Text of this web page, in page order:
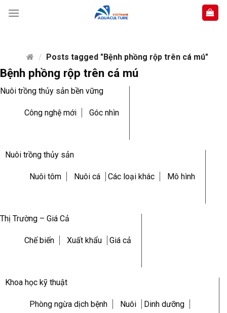
/ Posts tagged "Bệnh phồng rộp trên cá mú"
Bệnh phồng rộp trên cá mú
Nuôi trồng thủy sản bền vững
Công nghệ mới Góc nhìn
Nuôi trồng thủy sản
Nuôi tôm Nuôi cá Các loại khác Mô hình
Thị Trường – Giá Cả
Chế biến Xuất khẩu Giá cả
Khoa học kỹ thuật
Phòng ngừa dịch bệnh Nuôi Dinh dưỡng